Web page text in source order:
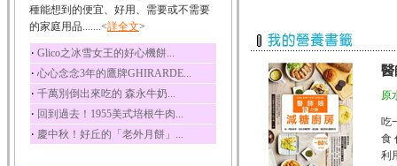
荔枝性質溫和所含的營
養素有醣類、檸檬酸...
五味子
五味子性質溫熱所含營
養成分有揮發油、檸...
草魚
草魚含有維生素A、維生
素C、及豐富的蛋白...
種能想到的便宜、好用、需要或不需要
的家庭用品.......<詳全文>
‧ Glico之冰雪女王的好心機餅...
‧ 心心念念3年的鷹牌GHIRARDE...
‧ 千萬別倒出來吃的 森永牛奶...
‧ 回到過去！1955美式培根牛肉...
‧ 慶中秋！好丘的「老外月餅」...
醫
原
吃
食
利